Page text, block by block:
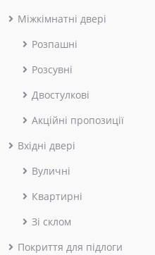
Міжкімнатні двері
Розпашні
Розсувні
Двостулкові
Акційні пропозиції
Вхідні двері
Вуличні
Квартирні
Зі склом
Покриття для підлоги